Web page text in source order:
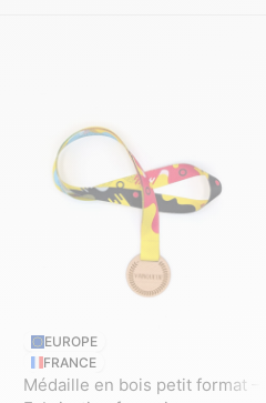
EUROPE
FRANCE
Médaille en bois petit format –